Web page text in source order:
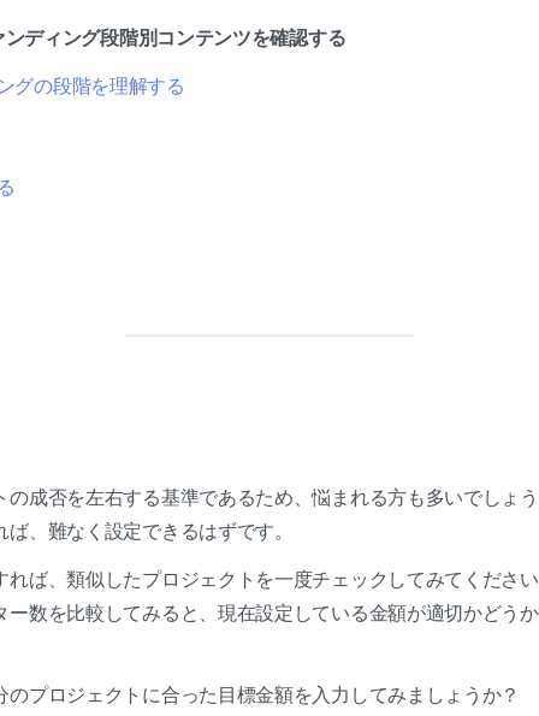
ディング段階別コンテンツを確認する
グの段階を理解する
の成否を左右する基準であるため、悩まれる方も多いでしょ
、難なく設定できるはずです。
れば、類似したプロジェクトを一度チェックしてみてくださ
ー数を比較してみると、現在設定している金額が適切かどう
プロジェクトに合った目標金額を入力してみましょうか？